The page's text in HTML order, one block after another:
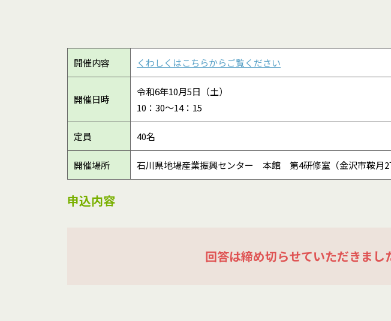
開催内容 くわしくはこちらからご覧ください
開催日時
令和6年10月5日（土）
10：30～14：15
定員 40名
開催場所 石川県地場産業振興センター 本館 第4研修室（金沢市鞍月2
申込内容
回答は締め切らせていただきまし